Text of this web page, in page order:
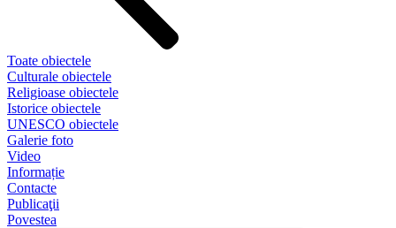
Toate obiectele
Culturale obiectele
Religioase obiectele
Istorice obiectele
UNESCO obiectele
Galerie foto
Video
Informație
Contacte
Publicaţii
Povestea